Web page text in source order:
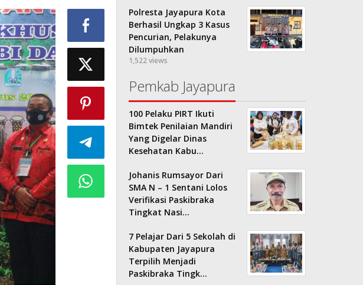
Polresta Jayapura Kota
Berhasil Ungkap 3 Kasus
Pencurian, Pelakunya
Dilumpuhkan
1,522 views
Pemkab Jayapura
100 Pelaku PIRT Ikuti
Bimtek Penilaian Mandiri
Yang Digelar Dinas
Kesehatan Kabu…
Johanis Rumsayor Dari
SMA N – 1 Sentani Lolos
Verifikasi Paskibraka
Tingkat Nasi…
7 Pelajar Dari 5 Sekolah di
Kabupaten Jayapura
Terpilih Menjadi
Paskibraka Tingk…